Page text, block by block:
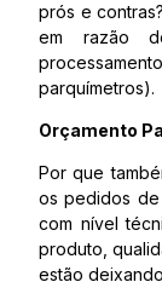
prós e
em razão
parquímetros).
Orçamento
Por que
os pedidos de
com nível
produto,
estão